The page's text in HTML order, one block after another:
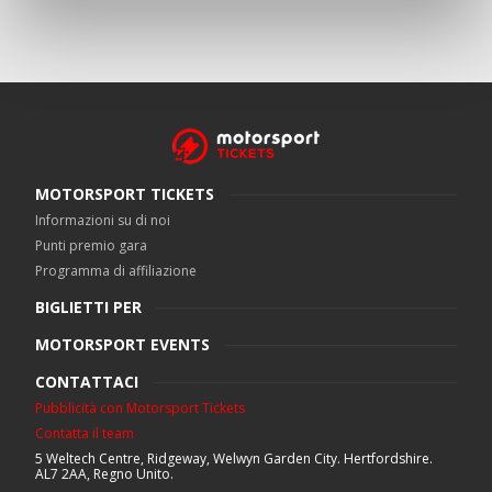
MOTORSPORT TICKETS
Informazioni su di noi
Punti premio gara
Programma di affiliazione
BIGLIETTI PER
MOTORSPORT EVENTS
CONTATTACI
Pubblicità con Motorsport Tickets
Contatta il team
5 Weltech Centre, Ridgeway, Welwyn Garden City. Hertfordshire.
AL7 2AA, Regno Unito.